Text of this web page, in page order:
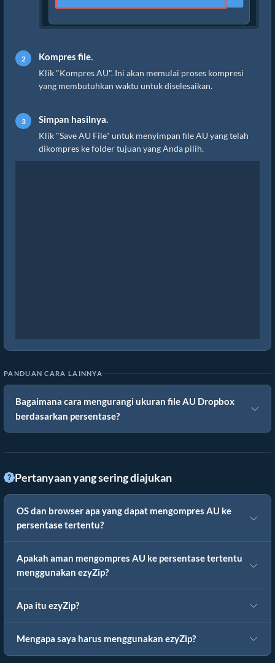
Kompres file.
Klik "Kompres AU". Ini akan memulai proses kompresi
yang membutuhkan waktu untuk diselesaikan.
Simpan hasilnya.
Klik "Save AU File" untuk menyimpan file AU yang telah
dikompres ke folder tujuan yang Anda pilih.
PANDUAN CARA LAINNYA
Bagaimana cara mengurangi ukuran file AU Dropbox
berdasarkan persentase?
Pertanyaan yang sering diajukan
OS dan browser apa yang dapat mengompres AU ke
persentase tertentu?
Apakah aman mengompres AU ke persentase tertentu
menggunakan ezyZip?
Apa itu ezyZip?
Mengapa saya harus menggunakan ezyZip?